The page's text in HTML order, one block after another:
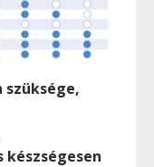
készségesen